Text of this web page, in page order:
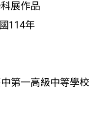
展作品
114年
第一高級中等學校